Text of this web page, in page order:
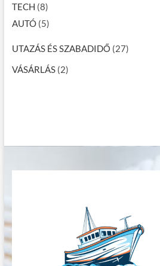
TECH (8)
AUTÓ(5)
UTAZÁS ÉS SZABADIDŐ (27)
VÁSÁRLÁS(2)